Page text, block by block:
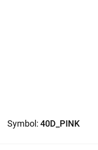
Symbol: 40D_PINK